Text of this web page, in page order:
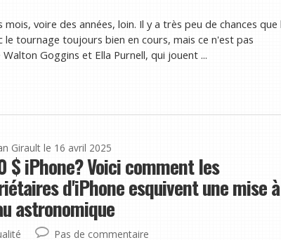
voire des années, loin. Il y a très peu de chances que
le tournage toujours bien en cours, mais ce n'est pas
Goggins et Ella Purnell, qui jouent ...
Girault le 16 avril 2025
$ iPhone? Voici comment les
d'iPhone esquivent une mise à
astronomique
Pas de commentaire